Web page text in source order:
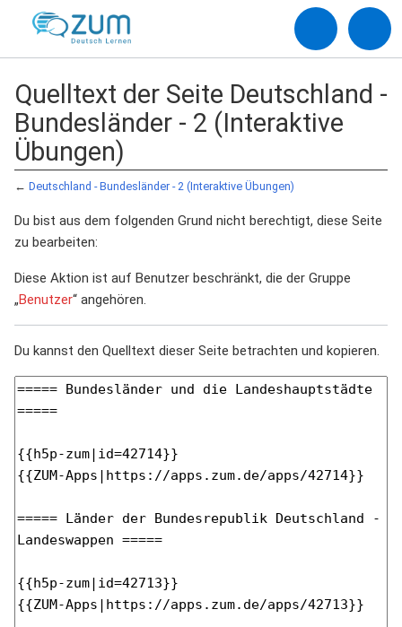
Quelltext der Seite Deutschland -
Bundesländer - 2 (Interaktive
Übungen)
← Deutschland - Bundesländer - 2 (Interaktive Übungen)
Du bist aus dem folgenden Grund nicht berechtigt, diese Seite
zu bearbeiten:
Diese Aktion ist auf Benutzer beschränkt, die der Gruppe
„Benutzer“ angehören.
Du kannst den Quelltext dieser Seite betrachten und kopieren.